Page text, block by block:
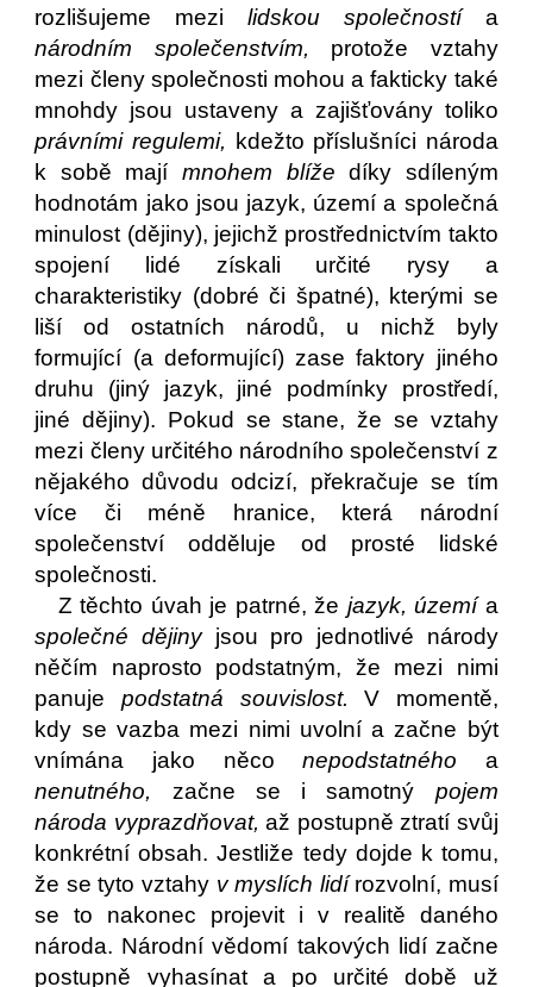
rozlišujeme mezi lidskou společností a
národním společenstvím, protože vztahy
mezi členy společnosti mohou a fakticky také
mnohdy jsou ustaveny a zajišťovány toliko
právními regulemi,
kdežto příslušníci národa
k sobě mají mnohem blíže díky sdíleným
hodnotám jako jsou jazyk, území a společná
minulost (dějiny), jejichž prostřednictvím takto
spojení lidé získali určité rysy a
charakteristiky (dobré či špatné), kterými se
liší od ostatních národů, u nichž byly
formující (a deformující) zase faktory jiného
druhu (jiný jazyk, jiné podmínky prostředí,
jiné dějiny). Pokud se stane, že se vztahy
mezi členy určitého národního společenství z
nějakého důvodu odcizí, překračuje se tím
více či méně hranice, která národní
společenství odděluje od prosté lidské
společnosti.
Z těchto úvah je patrné, že jazyk, územía
společné dějinyjsou pro jednotlivé národy
něčím naprosto podstatným, že mezi nimi
panuje podstatná souvislost. V momentě,
kdy se vazba mezi nimi uvolní a začne být
vnímána jako něconepodstatného a
nenutného,
začne se i samotný pojem
národa vyprazdňovat, až postupně ztratí svůj
konkrétní obsah. Jestliže tedy dojde k tomu,
že se tyto vztahy v myslích lidírozvolní, musí
se to nakonec projevit i v realitě daného
národa. Národní vědomí takových lidí začne
postupně vyhasínat a po určité době už